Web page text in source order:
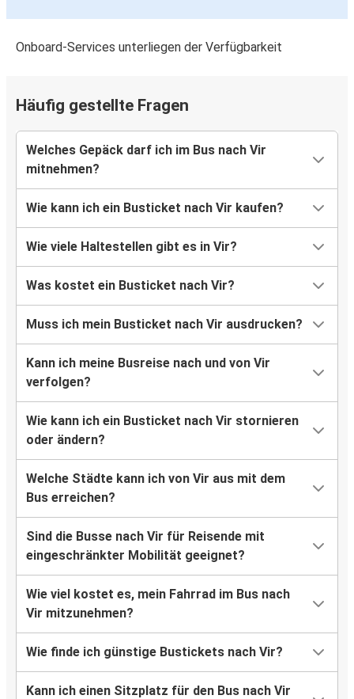
Onboard-Services unterliegen der Verfügbarkeit
Häufig gestellte Fragen
Welches Gepäck darf ich im Bus nach Vir
mitnehmen?
Wie kann ich ein Busticket nach Vir kaufen?
Wie viele Haltestellen gibt es in Vir?
Was kostet ein Busticket nach Vir?
Muss ich mein Busticket nach Vir ausdrucken?
Kann ich meine Busreise nach und von Vir
verfolgen?
Wie kann ich ein Busticket nach Vir stornieren
oder ändern?
Welche Städte kann ich von Vir aus mit dem
Bus erreichen?
Sind die Busse nach Vir für Reisende mit
eingeschränkter Mobilität geeignet?
Wie viel kostet es, mein Fahrrad im Bus nach
Vir mitzunehmen?
Wie finde ich günstige Bustickets nach Vir?
Kann ich einen Sitzplatz für den Bus nach Vir